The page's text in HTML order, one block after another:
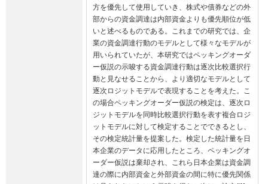
方を優先して使用していき、株式や債券などの外
部からの資金調達は内部資金よりも優先順位が低
いと述べるものである。これまでの研究では、企
業の資金調達行動のモデルとして様々なモデルが
用いられていたが、本研究ではペッキングオーダ
ー仮説の示唆する資金調達行動は逐次比較選択行
動と見なせることから、より適切なモデルとして
逐次ロジットモデルで表現することを考えた。こ
の場合ペッキングオーダー仮説の検定は、逐次ロ
ジットモデルを同時比較選択行動を表す複合ロジ
ットモデルに対して検定することでできるとし、
その検定統計量を提案した。検定した統計量を日
本企業のデータに応用したところ、ペッキングオ
ーダー仮説は棄却され、これら日本企業は資金調
達の際に内部資金と外部資金の間に特に優先関係